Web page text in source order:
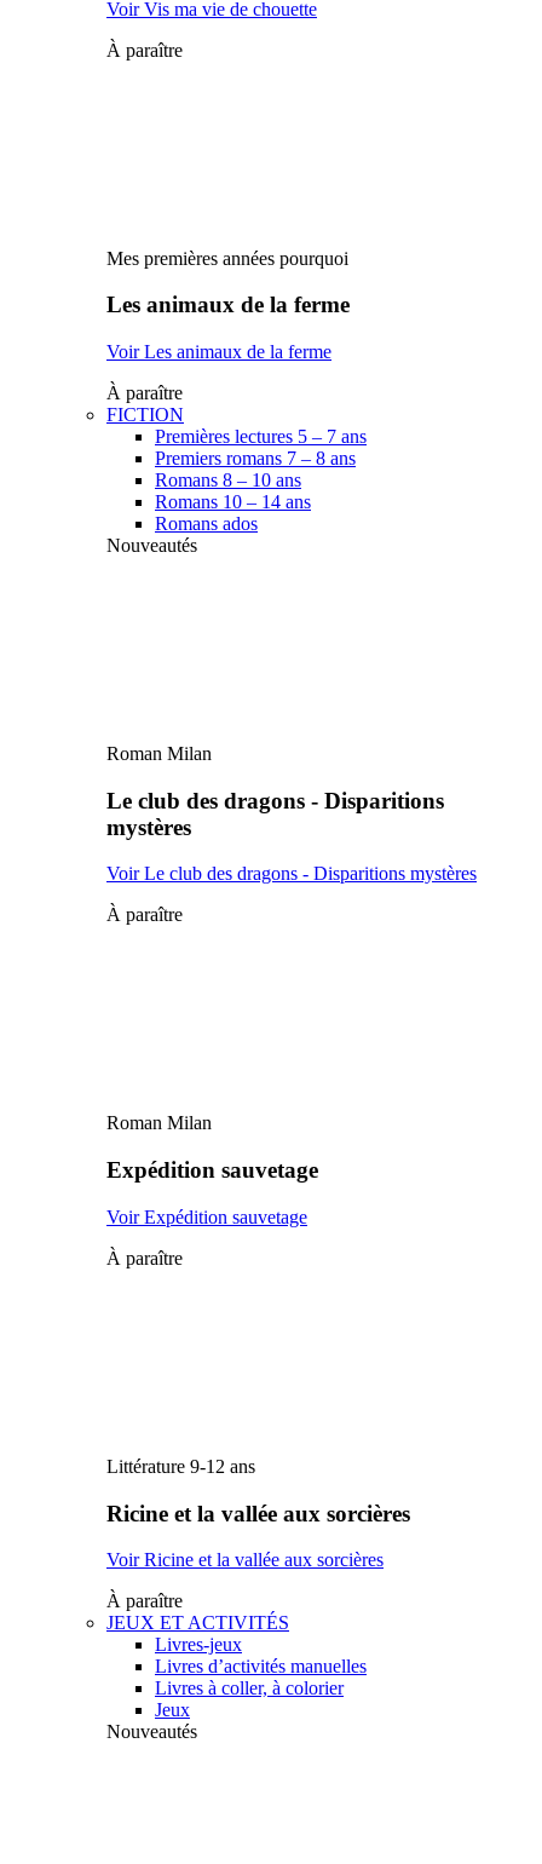
Voir Vis ma vie de chouette
À paraître
Mes premières années pourquoi
Les animaux de la ferme
Voir Les animaux de la ferme
À paraître
FICTION
Premières lectures 5 – 7 ans
Premiers romans 7 – 8 ans
Romans 8 – 10 ans
Romans 10 – 14 ans
Romans ados
Nouveautés
Roman Milan
Le club des dragons - Disparitions
mystères
Voir Le club des dragons - Disparitions mystères
À paraître
Roman Milan
Expédition sauvetage
Voir Expédition sauvetage
À paraître
Littérature 9-12 ans
Ricine et la vallée aux sorcières
Voir Ricine et la vallée aux sorcières
À paraître
JEUX ET ACTIVITÉS
Livres-jeux
Livres d’activités manuelles
Livres à coller, à colorier
Jeux
Nouveautés